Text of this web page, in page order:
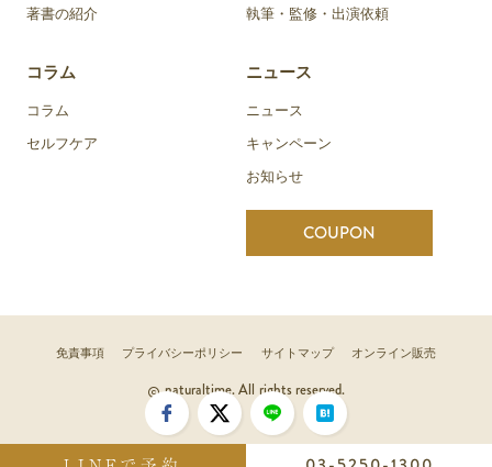
著書の紹介
コラム
コラム
セルフケア
執筆・監修・出演依頼
ニュース
ニュース
キャンペーン
お知らせ
COUPON
免責事項 プライバシーポリシー サイトマップ オンライン販売
naturaltime. All rights reserved.